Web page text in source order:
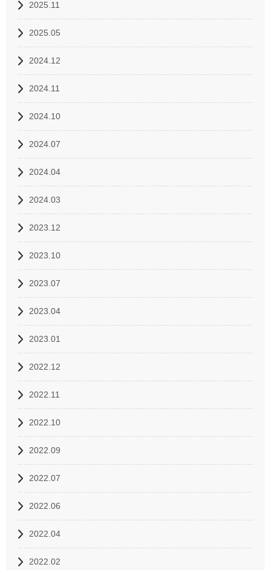
2025.11
2025.05
2024.12
2024.11
2024.10
2024.07
2024.04
2024.03
2023.12
2023.10
2023.07
2023.04
2023.01
2022.12
2022.11
2022.10
2022.09
2022.07
2022.06
2022.04
2022.02